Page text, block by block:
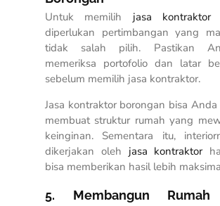
Untuk memilih jasa kontraktor
diperlukan pertimbangan yang
tidak salah pilih. Pastikan
memeriksa portofolio dan latar
sebelum memilih jasa kontraktor.
Jasa kontraktor borongan bisa
membuat struktur rumah yang
keinginan. Sementara itu,
dikerjakan oleh jasa kontraktor
bisa memberikan hasil lebih
5. Membangun Rumah